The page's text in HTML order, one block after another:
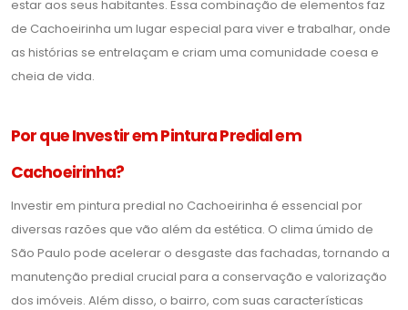
estar aos seus habitantes. Essa combinação de elementos faz
de Cachoeirinha um lugar especial para viver e trabalhar, onde
as histórias se entrelaçam e criam uma comunidade coesa e
cheia de vida.
Por que Investir em Pintura Predial em
Cachoeirinha?
Investir em pintura predial no Cachoeirinha é essencial por
diversas razões que vão além da estética. O clima úmido de
São Paulo pode acelerar o desgaste das fachadas, tornando a
manutenção predial crucial para a conservação e valorização
dos imóveis. Além disso, o bairro, com suas características